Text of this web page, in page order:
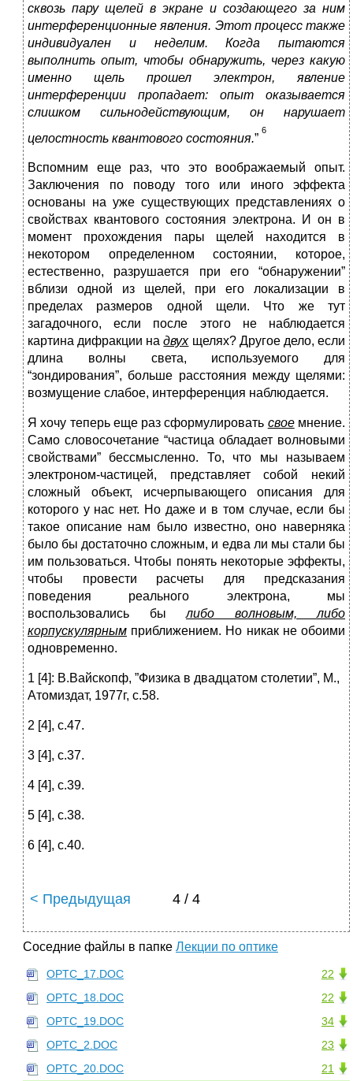
сквозь пару щелей в экране и создающего за ним
интерференционные явления. Этот процесс также
индивидуален и неделим. Когда пытаются
выполнить опыт, чтобы обнаружить, через какую
именно щель прошел электрон, явление
интерференции пропадает: опыт оказывается
слишком сильнодействующим, он нарушает
целостность квантового состояния.”
6
Вспомним еще раз, что это воображаемый опыт.
Заключения по поводу того или иного эффекта
основаны на уже существующих представлениях о
свойствах квантового состояния электрона. И он в
момент прохождения пары щелей находится в
некотором определенном состоянии, которое,
естественно, разрушается при его “обнаружении”
вблизи одной из щелей, при его локализации в
пределах размеров одной щели. Что же тут
загадочного, если после этого не наблюдается
картина дифракции надвухщелях? Другое дело, если
длина волны света, используемого для
“зондирования”, больше расстояния между щелями:
возмущение слабое, интерференция наблюдается.
Я хочу теперь еще раз сформулировать своемнение.
Само словосочетание “частица обладает волновыми
свойствами” бессмысленно. То, что мы называем
электроном-частицей, представляет собой некий
сложный объект, исчерпывающего описания для
которого у нас нет. Но даже и в том случае, если бы
такое описание нам было известно, оно наверняка
было бы достаточно сложным, и едва ли мы стали бы
им пользоваться. Чтобы понять некоторые эффекты,
чтобы провести расчеты для предсказания
поведения реального электрона, мы
воспользовались былибо волновым, либо
корпускулярным приближением. Но никак не обоими
одновременно.
1 [4]: В.Вайскопф, ”Физика в двадцатом столетии”, М.,
Атомиздат, 1977г, с.58.
2 [4], с.47.
3 [4], с.37.
4 [4], с.39.
5 [4], с.38.
6 [4], с.40.
< Предыдущая 4 / 4
Соседние файлы в папке Лекции по оптике
22
OPTC_17.DOC
22
OPTC_18.DOC
34
OPTC_19.DOC
23
OPTC_2.DOC
21
OPTC_20.DOC